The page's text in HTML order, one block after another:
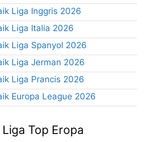
Liga Inggris 2026
Liga Italia 2026
Liga Spanyol 2026
Liga Jerman 2026
Liga Prancis 2026
Europa League 2026
Top Eropa